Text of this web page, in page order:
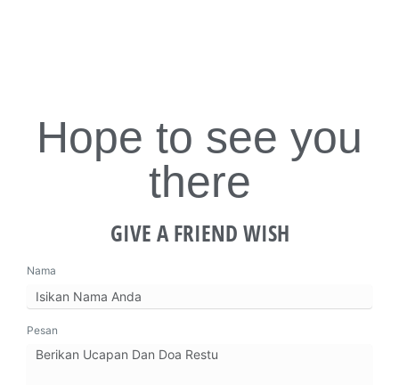
Hope to see you
there
GIVE A FRIEND WISH
Nama
Pesan